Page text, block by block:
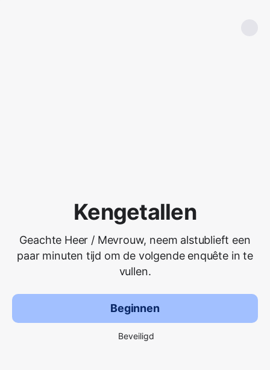
Kengetallen
Geachte Heer / Mevrouw, neem alstublieft een
paar minuten tijd om de volgende enquête in te
vullen.
Beginnen
Beveiligd